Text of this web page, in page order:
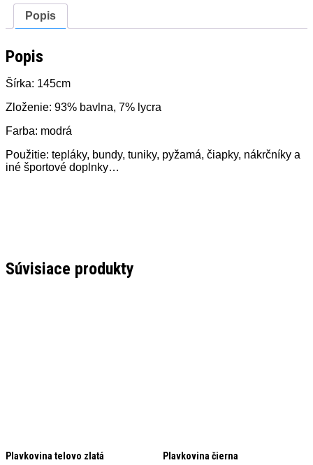
Popis
Popis
Šírka: 145cm
Zloženie: 93% bavlna, 7% lycra
Farba: modrá
Použitie: tepláky, bundy, tuniky, pyžamá, čiapky, nákrčníky a
iné športové doplnky…
Súvisiace produkty
Plavkovina telovo zlatá
Plavkovina čierna